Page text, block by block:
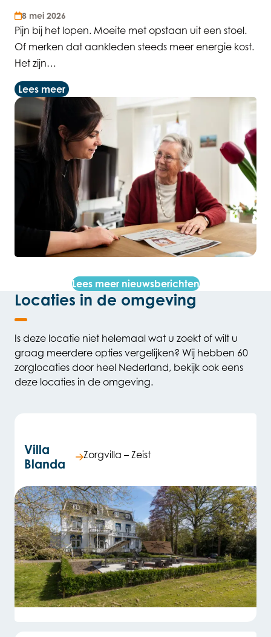
8 mei 2026
Pijn bij het lopen. Moeite met opstaan uit een stoel.
Of merken dat aankleden steeds meer energie kost.
Het zijn…
Lees meer
Lees meer nieuwsberichten
Locaties in de omgeving
Is deze locatie niet helemaal wat u zoekt of wilt u
graag meerdere opties vergelijken? Wij hebben 60
zorglocaties door heel Nederland, bekijk ook eens
deze locaties in de omgeving.
Villa
Blanda
Zorgvilla – Zeist